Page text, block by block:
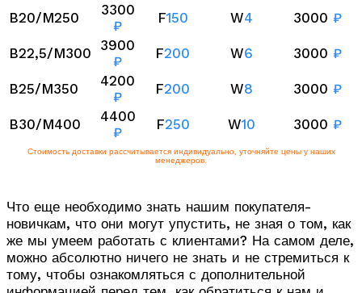
B20/M250
3300
₽
F150 W4 3000 ₽
B22,5/M300
3900
₽
F200 W6 3000 ₽
B25/M350
4200
₽
F200 W8 3000 ₽
B30/M400
4400
₽
F250 W10 3000 ₽
Стоимость доставки рассчитывается индивидуально, уточняйте цены у наших
менеджеров.
Что еще необходимо знать нашим покупателя-
новичкам, что они могут упустить, не зная о том, как
же мы умеем работать с клиентами? На самом деле,
можно абсолютно ничего не знать и не стремиться к
тому, чтобы ознакомляться с дополнительной